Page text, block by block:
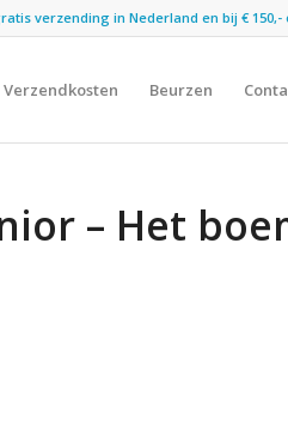
verzending in Nederland en bij € 150,-
Verzendkosten Beurzen
– Het